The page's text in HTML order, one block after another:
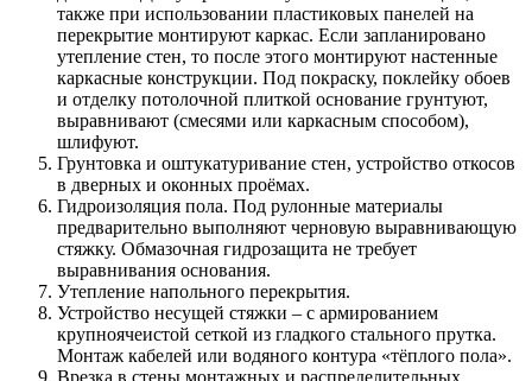
также при использовании пластиковых панелей на
перекрытие монтируют каркас. Если запланировано
утепление стен, то после этого монтируют настенные
каркасные конструкции. Под покраску, поклейку обоев
и отделку потолочной плиткой основание грунтуют,
выравнивают (смесями или каркасным способом),
шлифуют.
Грунтовка и оштукатуривание стен, устройство откосов
в дверных и оконных проёмах.
Гидроизоляция пола. Под рулонные материалы
предварительно выполняют черновую выравнивающую
стяжку. Обмазочная гидрозащита не требует
выравнивания основания.
Утепление напольного перекрытия.
Устройство несущей стяжки – с армированием
крупноячеистой сеткой из гладкого стального прутка.
Монтаж кабелей или водяного контура «тёплого пола».
Врезка в стены монтажных и распределительных